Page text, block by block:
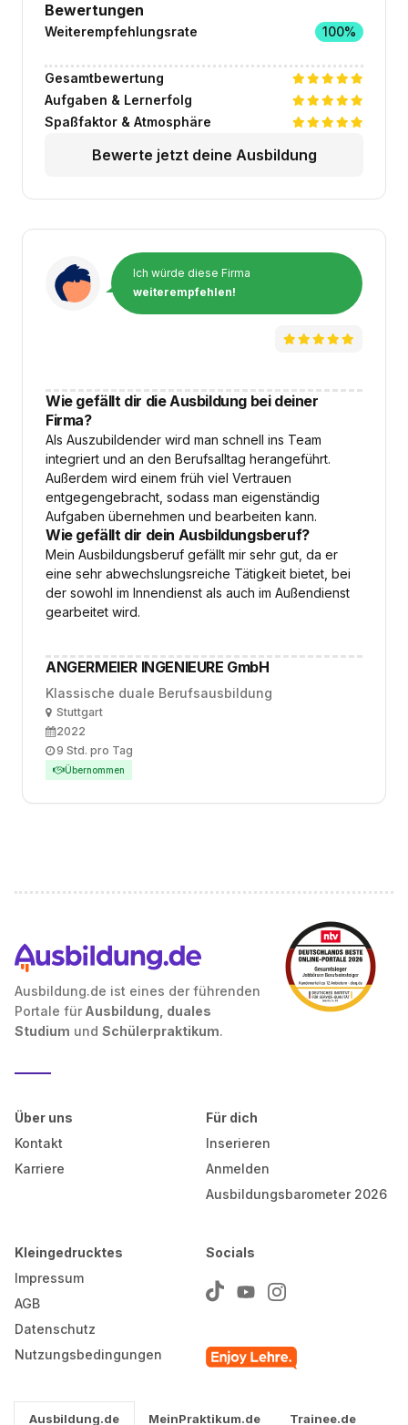
Bewertungen
Weiterempfehlungsrate 100%
Gesamtbewertung
Aufgaben & Lernerfolg
Spaßfaktor & Atmosphäre
Bewerte jetzt deine Ausbildung
Ich würde diese Firma
weiterempfehlen!
Wie gefällt dir die Ausbildung bei deiner
Firma?
Als Auszubildender wird man schnell ins Team
integriert und an den Berufsalltag herangeführt.
Außerdem wird einem früh viel Vertrauen
entgegengebracht, sodass man eigenständig
Aufgaben übernehmen und bearbeiten kann.
Wie gefällt dir dein Ausbildungsberuf?
Mein Ausbildungsberuf gefällt mir sehr gut, da er
eine sehr abwechslungsreiche Tätigkeit bietet, bei
der sowohl im Innendienst als auch im Außendienst
gearbeitet wird.
ANGERMEIER INGENIEURE GmbH
Klassische duale Berufsausbildung
OrtStuttgart
Ausbildungsbeginn
2022
Arbeitszeit
9 Std. pro Tag
Übernommen
Ausbildung.de ist eines der führenden
Portale für Ausbildung, duales
Studium und Schülerpraktikum.
Über uns
Kontakt
Karriere
Für dich
Inserieren
Anmelden
Ausbildungsbarometer 2026
Kleingedrucktes
Impressum
AGB
Datenschutz
Nutzungsbedingungen
Socials
Ausbildung.de MeinPraktikum.de Trainee.de